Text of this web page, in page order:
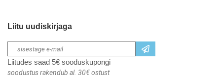
Liitu uudiskirjaga
Liitudes saad 5€ sooduskupongi
soodustus rakendub al. 30€ ostust